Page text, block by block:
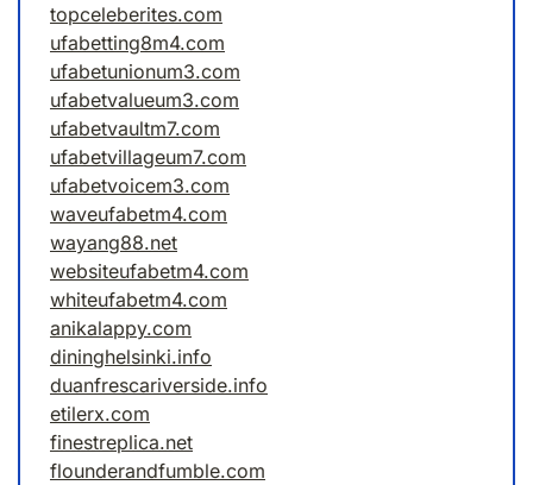
topceleberites.com
ufabetting8m4.com
ufabetunionum3.com
ufabetvalueum3.com
ufabetvaultm7.com
ufabetvillageum7.com
ufabetvoicem3.com
waveufabetm4.com
wayang88.net
websiteufabetm4.com
whiteufabetm4.com
anikalappy.com
dininghelsinki.info
duanfrescariverside.info
etilerx.com
finestreplica.net
flounderandfumble.com